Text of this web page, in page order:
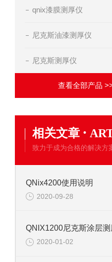
qnix漆膜测厚仪
尼克斯油漆测厚仪
尼克斯测厚仪
查看全部产品
相关文章 ·
致力于成为合格的解决方
QNix4200使用说明
2020-09-28
2020-01-02